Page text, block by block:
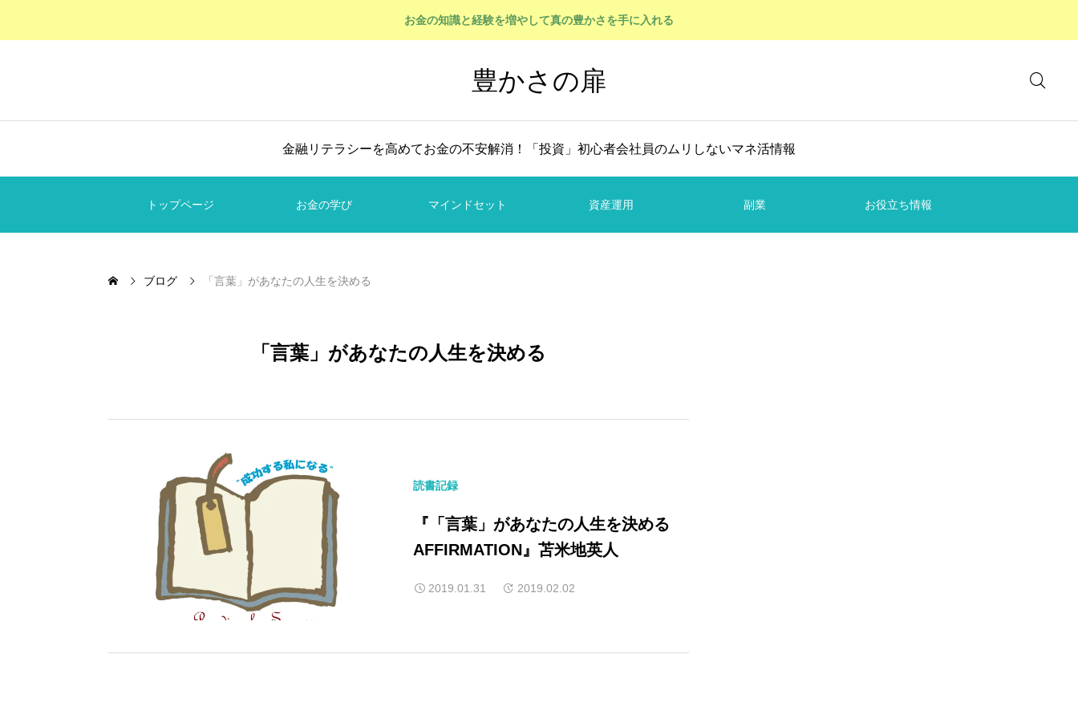
お金の知識と経験を増やして真の豊かさを手に入れる
豊かさの扉
金融リテラシーを高めてお金の不安解消！「投資」初心者会社員のムリしないマネ活情報
トップページ お金の学び マインドセット 資産運用 副業 お役立ち情報
ブログ 「言葉」があなたの人生を決める
「言葉」があなたの人生を決める
読書記録
『「言葉」があなたの人生を決める
AFFIRMATION』苫米地英人
2019.01.31 2019.02.02